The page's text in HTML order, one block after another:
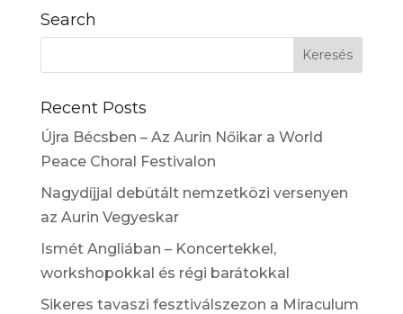
Search
Recent Posts
Újra Bécsben – Az Aurin Nőikar a World
Peace Choral Festivalon
Nagydíjjal debütált nemzetközi versenyen
az Aurin Vegyeskar
Ismét Angliában – Koncertekkel,
workshopokkal és régi barátokkal
Sikeres tavaszi fesztiválszezon a Miraculum